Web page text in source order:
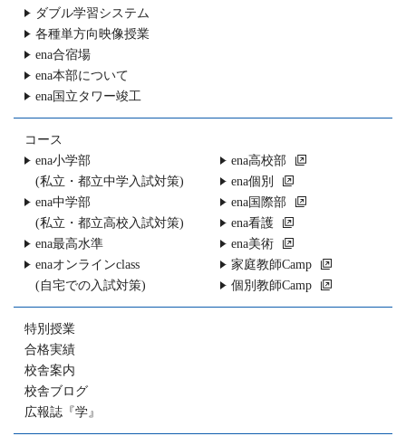
ダブル学習システム
各種単方向映像授業
ena合宿場
ena本部について
ena国立タワー竣工
コース
ena小学部
(私立・都立中学入試対策)
ena中学部
(私立・都立高校入試対策)
ena最高水準
enaオンラインclass
(自宅での入試対策)
ena高校部
ena個別
ena国際部
ena看護
ena美術
家庭教師Camp
個別教師Camp
特別授業
合格実績
校舎案内
校舎ブログ
広報誌『学』